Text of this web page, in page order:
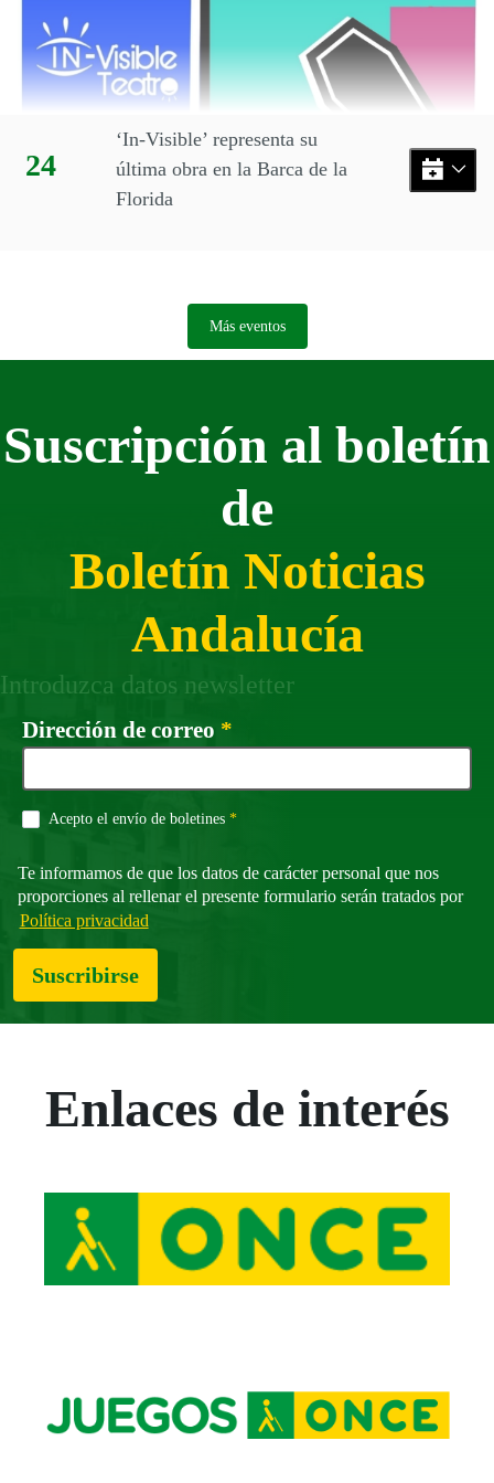
Día:
24
‘In-Visible’ representa su
última obra en la Barca de la
Florida
Más eventos
Suscripción al boletín
de
Boletín Noticias
Andalucía
Introduzca datos newsletter
Dirección de correo *
Acepto el envío de boletines *Campo obligatorio
Te informamos de que los datos de carácter personal que nos
proporciones al rellenar el presente formulario serán tratados por
Política privacidad
Suscribirse
Enlaces de interés